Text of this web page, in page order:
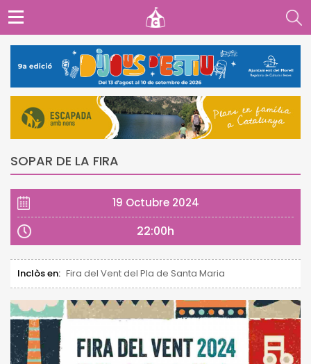
SOPAR DE LA FIRA
19 Octubre 2024
22:00h
Inclòs en: Fira del Vent del Pla de Santa Maria